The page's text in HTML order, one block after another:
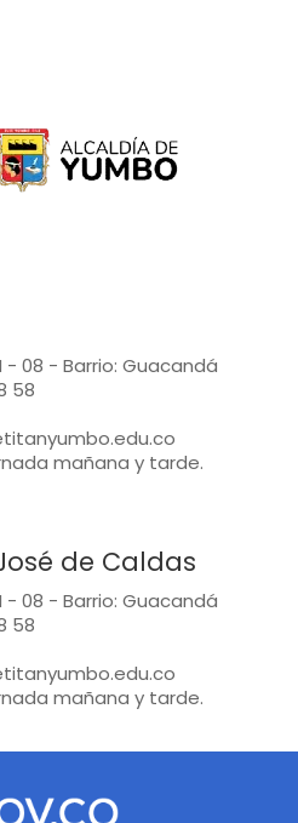
- 08 - Barrio: Guacandá
58
mañana y tarde.
de Caldas
- 08 - Barrio: Guacandá
58
mañana y tarde.